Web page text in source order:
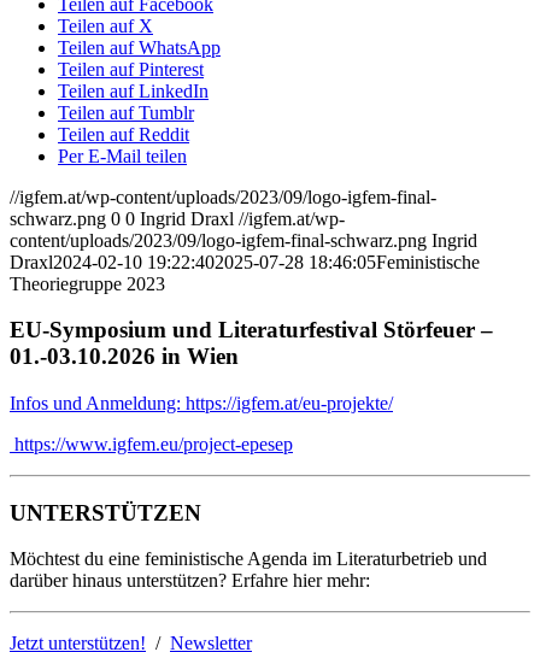
Teilen auf X
Teilen auf WhatsApp
Teilen auf Pinterest
Teilen auf LinkedIn
Teilen auf Tumblr
Teilen auf Reddit
Per E-Mail teilen
//igfem.at/wp-content/uploads/2023/09/logo-igfem-final-
schwarz.png 0 0 Ingrid Draxl //igfem.at/wp-
content/uploads/2023/09/logo-igfem-final-schwarz.png Ingrid
Draxl2024-02-10 19:22:402025-07-28 18:46:05Feministische
Theoriegruppe 2023
EU-Symposium und Literaturfestival Störfeuer –
01.-03.10.2026 in Wien
Infos und Anmeldung: https://igfem.at/eu-projekte/
https://www.igfem.eu/project-epesep
UNTERSTÜTZEN
Möchtest du eine feministische Agenda im Literaturbetrieb und
darüber hinaus unterstützen? Erfahre hier mehr:
Jetzt unterstützen! / Newsletter